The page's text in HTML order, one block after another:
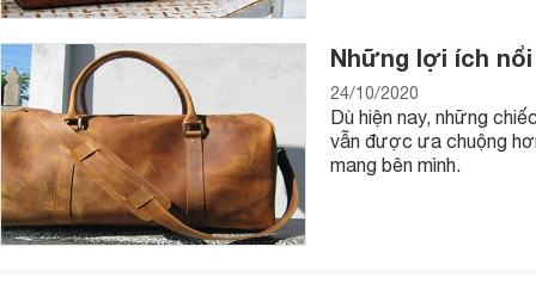
Những lợi ích
24/10/2020
Dù hiện nay, những
vẫn được ưa chuộng
mang bên mình.